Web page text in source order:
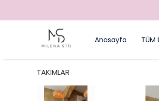
Anasayfa TÜM
TAKIMLAR